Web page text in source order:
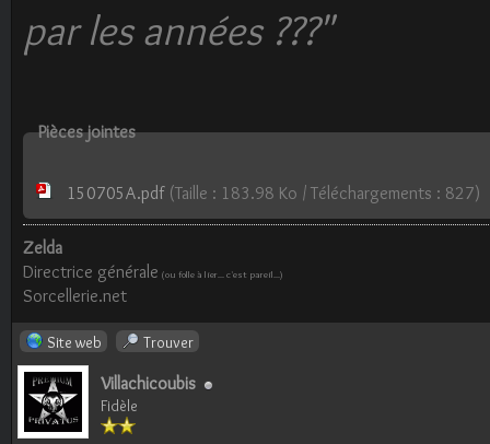
par les années ???"
Pièces jointes
150705A.pdf(Taille : 183.98 Ko / Téléchargements : 827)
Zelda
Directrice générale (ou folle à lier... c'est pareil...)
Sorcellerie.net
Site web Trouver
Villachicoubis
Fidèle